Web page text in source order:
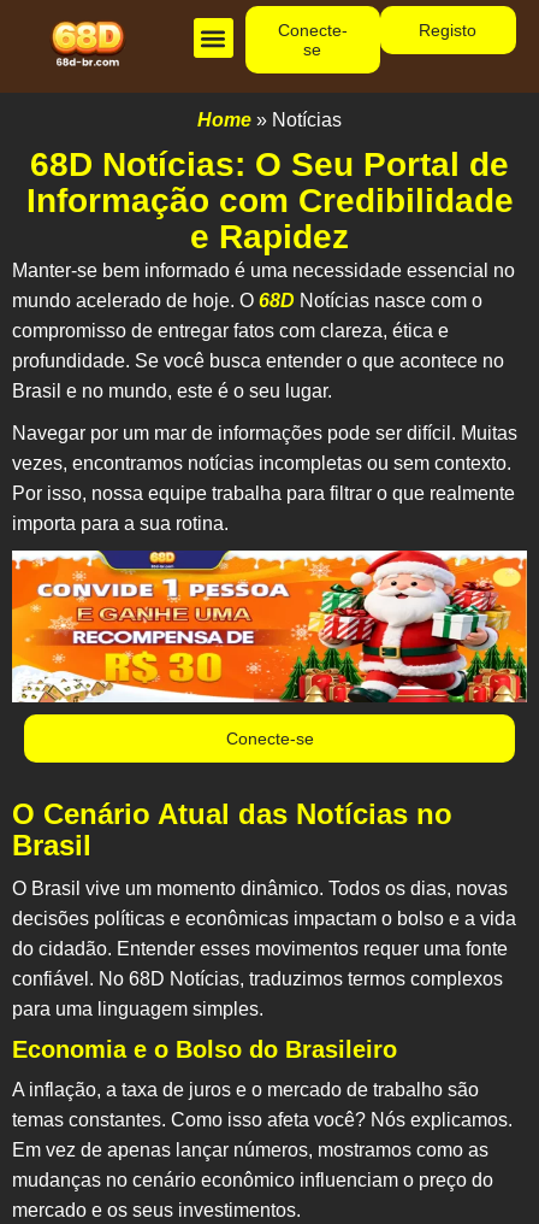
Conecte-
se
Registo
Home » Notícias
68D Notícias: O Seu Portal de
Informação com Credibilidade
e Rapidez
Manter-se bem informado é uma necessidade essencial no
mundo acelerado de hoje. O 68D Notícias nasce com o
compromisso de entregar fatos com clareza, ética e
profundidade. Se você busca entender o que acontece no
Brasil e no mundo, este é o seu lugar.
Navegar por um mar de informações pode ser difícil. Muitas
vezes, encontramos notícias incompletas ou sem contexto.
Por isso, nossa equipe trabalha para filtrar o que realmente
importa para a sua rotina.
Conecte-se
O Cenário Atual das Notícias no
Brasil
O Brasil vive um momento dinâmico. Todos os dias, novas
decisões políticas e econômicas impactam o bolso e a vida
do cidadão. Entender esses movimentos requer uma fonte
confiável. No 68D Notícias, traduzimos termos complexos
para uma linguagem simples.
Economia e o Bolso do Brasileiro
A inflação, a taxa de juros e o mercado de trabalho são
temas constantes. Como isso afeta você? Nós explicamos.
Em vez de apenas lançar números, mostramos como as
mudanças no cenário econômico influenciam o preço do
mercado e os seus investimentos.